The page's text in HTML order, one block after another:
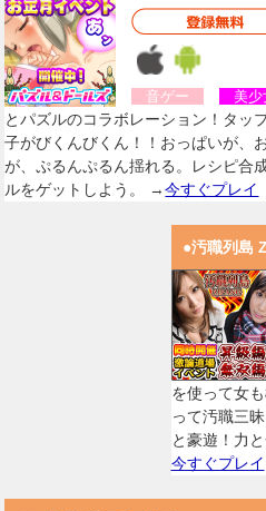
音ゲー 美
とパズルのコラボレーション！タッ
子がびくんびくん！！おっぱいが、
が、ぷるんぷるん揺れる。レシピ合
ルをゲットしよう。 →今すぐプレイ
●汚職列島
を使って女
って汚職三
と豪遊！力
今すぐプレイ